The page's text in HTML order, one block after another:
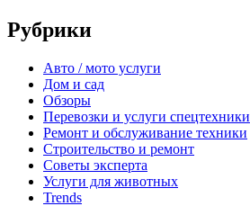
Рубрики
Авто / мото услуги
Дом и сад
Обзоры
Перевозки и услуги спецтехники
Ремонт и обслуживание техники
Строительство и ремонт
Советы эксперта
Услуги для животных
Trends